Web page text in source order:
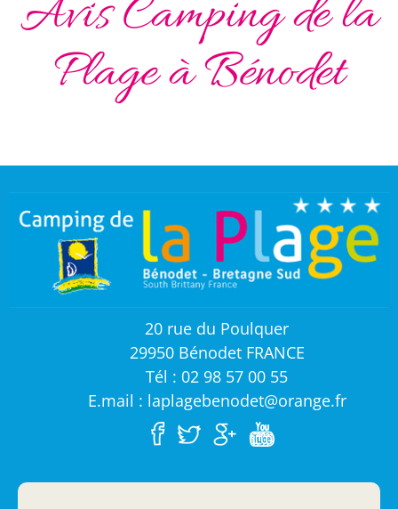
Avis Camping de la
Plage à Bénodet
20 rue du Poulquer
29950 Bénodet FRANCE
Tél : 02 98 57 00 55
E.mail : laplagebenodet@orange.fr